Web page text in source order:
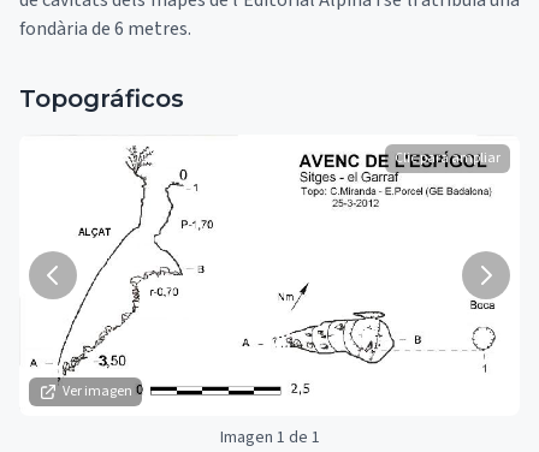
fondària de 6 metres.
Topográficos
Ver imagen
Clic para ampliar
Imagen 1 de 1